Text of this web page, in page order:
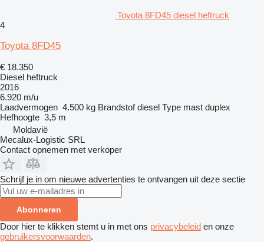
Toyota 8FD45 diesel heftruck
4
Toyota 8FD45
€ 18.350
Diesel heftruck
2016
6.920 m/u
Laadvermogen 4.500 kg Brandstof diesel Type mast duplex
Hefhoogte 3,5 m
Moldavië
Mecalux-Logistic SRL
Contact opnemen met verkoper
Schrijf je in om nieuwe advertenties te ontvangen uit deze sectie
Abonneren
Door hier te klikken stemt u in met ons privacybeleid en onze
gebruikersvoorwaarden.